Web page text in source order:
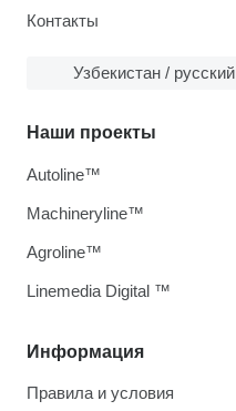
Контакты
Узбекистан / русский
Информация
Правила и условия
Наши проекты
Autoline™
Machineryline™
Agroline™
Linemedia Digital ™